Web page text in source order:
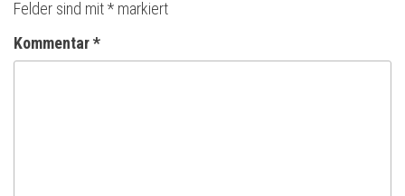
Felder sind mit* markiert
Kommentar*